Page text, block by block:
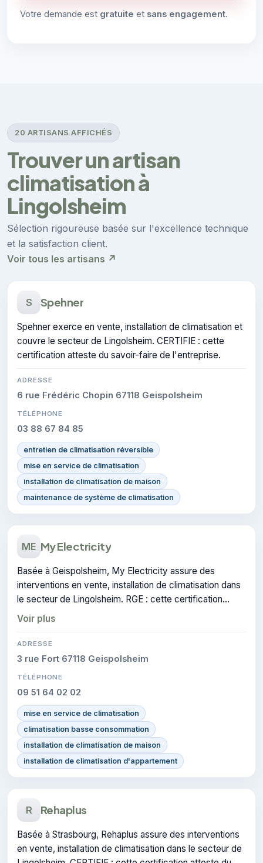
Votre demande est gratuite et sans engagement.
20 ARTISANS AFFICHÉS
Trouver un artisan
climatisation à
Lingolsheim
Sélection rigoureuse basée sur l'excellence technique
et la satisfaction client.
Voir tous les artisans ↗
S Spehner
Spehner exerce en vente, installation de climatisation et
couvre le secteur de Lingolsheim. CERTIFIE : cette
certification atteste du savoir-faire de l'entreprise.
ADRESSE
6 rue Frédéric Chopin 67118 Geispolsheim
TÉLÉPHONE
03 88 67 84 85
entretien de climatisation réversible
mise en service de climatisation
installation de climatisation de maison
maintenance de système de climatisation
ME My Electricity
Basée à Geispolsheim, My Electricity assure des
interventions en vente, installation de climatisation dans
le secteur de Lingolsheim. RGE : cette certification
atteste du savoir-faire de l'entreprise.
Voir plus
ADRESSE
3 rue Fort 67118 Geispolsheim
TÉLÉPHONE
09 51 64 02 02
mise en service de climatisation
climatisation basse consommation
installation de climatisation de maison
installation de climatisation d'appartement
R Rehaplus
Basée à Strasbourg, Rehaplus assure des interventions
en vente, installation de climatisation dans le secteur de